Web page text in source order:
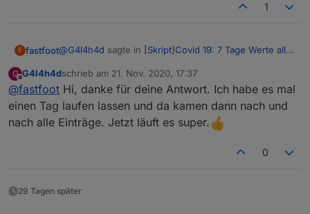
javascript.0	2020-11-19 21:01:09.814
1
F fastfoot@G4l4h4d sagte in [Skript]Covid 19: 7 Tage Werte aller
Also hier läuft das Skript. Im LOG wird Zeile 19 gezeigt,
da sind im Original aber Kommentare. Du solltest
obiges Skript noch einmal laden und auch die VIS, da
kannst du ShowAllCounties und die BL auch
einschalten. Ansonsten solltest Du mindestens eine
wie es ist einmal laufen lassen um Ergebnisse zu
G
Offline
G4l4h4dschrieb am 21. Nov. 2020, 17:37
zuletzt editiert von
@fastfoot Hi, danke für deine Antwort. Ich habe es mal
einen Tag laufen lassen und da kamen dann nach und
nach alle Einträge. Jetzt läuft es super.
0
29 Tagen später